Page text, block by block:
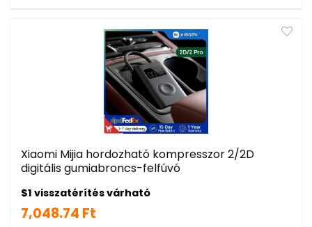
Xiaomi Mijia hordozható kompresszor 2/2D
digitális gumiabroncs-felfúvó
$1 visszatérítés várható
7,048.74 Ft